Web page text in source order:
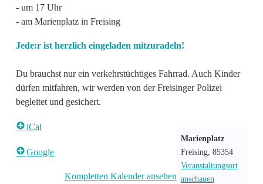
- um 17 Uhr
- am Marienplatz in Freising
Jede:r ist herzlich eingeladen mitzuradeln!
Du brauchst nur ein verkehrstüchtiges Fahrrad. Auch Kinder
dürfen mitfahren, wir werden von der Freisinger Polizei
begleitet und gesichert.
Marienplatz
Freising, 85354
Veranstaltungsort
anschauen
iCal
Google
Kompletten Kalender ansehen